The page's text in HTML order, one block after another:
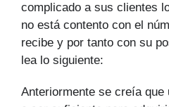
complicado a sus clientes
no está contento con el
recibe y por tanto con su
lea lo siguiente:
Anteriormente se creía